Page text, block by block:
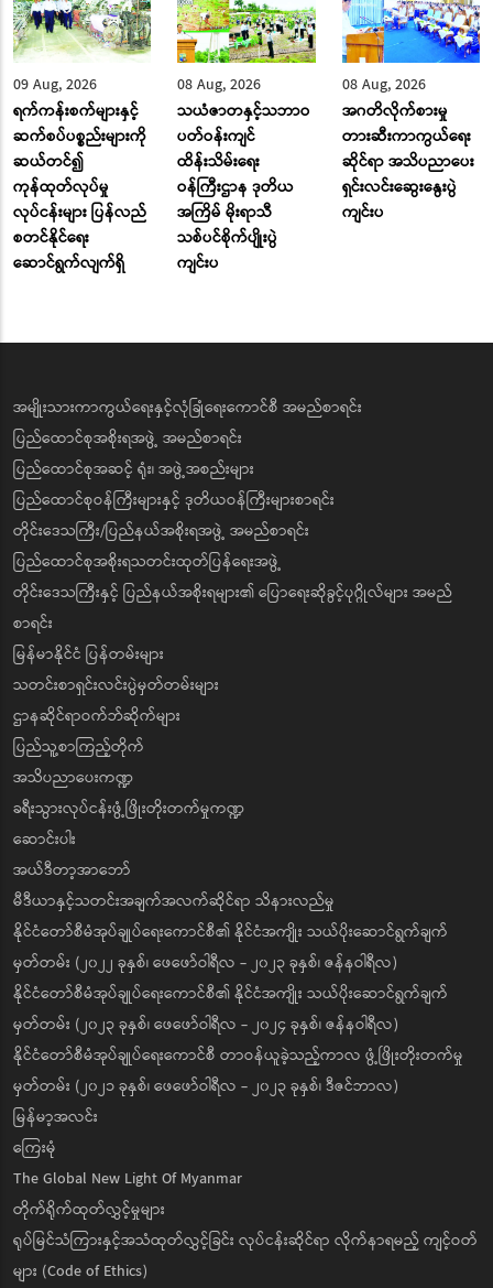
09 Aug, 2026
ရက်ကန်းစက်များနှင့်
ဆက်စပ်ပစ္စည်းများကို
ဆယ်တင်၍
ကုန်ထုတ်လုပ်မှု
လုပ်ငန်းများ ပြန်လည်
စတင်နိုင်ရေး
ဆောင်ရွက်လျက်ရှိ
08 Aug, 2026
သယံဇာတနှင့်သဘာဝ
ပတ်ဝန်းကျင်
ထိန်းသိမ်းရေး
ဝန်ကြီးဌာန ဒုတိယ
အကြိမ် မိုးရာသီ
သစ်ပင်စိုက်ပျိုးပွဲ
ကျင်းပ
08 Aug, 2026
အဂတိလိုက်စားမှု
တားဆီးကာကွယ်ရေး
ဆိုင်ရာ အသိပညာပေး
ရှင်းလင်းဆွေးနွေးပွဲ
ကျင်းပ
အမျိုးသားကာကွယ်ရေးနှင့်လုံခြုံရေးကောင်စီ အမည်စာရင်း
ပြည်ထောင်စုအစိုးရအဖွဲ့ အမည်စာရင်း
ပြည်ထောင်စုအဆင့် ရုံး၊ အဖွဲ့အစည်းများ
ပြည်ထောင်စုဝန်ကြီးများနှင့် ဒုတိယဝန်ကြီးများစာရင်း
တိုင်းဒေသကြီး/ပြည်နယ်အစိုးရအဖွဲ့ အမည်စာရင်း
ပြည်ထောင်စုအစိုးရသတင်းထုတ်ပြန်ရေးအဖွဲ့
တိုင်းဒေသကြီးနှင့် ပြည်နယ်အစိုးရများ၏ ပြောရေးဆိုခွင့်ပုဂ္ဂိုလ်များ အမည်
စာရင်း
မြန်မာနိုင်ငံ ပြန်တမ်းများ
သတင်းစာရှင်းလင်းပွဲမှတ်တမ်းများ
ဌာနဆိုင်ရာဝက်ဘ်ဆိုက်များ
ပြည်သူ့စာကြည့်တိုက်
အသိပညာပေးကဏ္ဍ
ခရီးသွားလုပ်ငန်းဖွံ့ဖြိုးတိုးတက်မှုကဏ္ဍ
ဆောင်းပါး
အယ်ဒီတာ့အာဘော်
မီဒီယာနှင့်သတင်းအချက်အလက်ဆိုင်ရာ သိနားလည်မှု
နိုင်ငံတော်စီမံအုပ်ချုပ်ရေးကောင်စီ၏ နိုင်ငံအကျိုး သယ်ပိုးဆောင်ရွက်ချက်
မှတ်တမ်း (၂၀၂၂ ခုနှစ်၊ ဖေဖော်ဝါရီလ - ၂၀၂၃ ခုနှစ်၊ ဇန်နဝါရီလ)
နိုင်ငံတော်စီမံအုပ်ချုပ်ရေးကောင်စီ၏ နိုင်ငံအကျိုး သယ်ပိုးဆောင်ရွက်ချက်
မှတ်တမ်း (၂၀၂၃ ခုနှစ်၊ ဖေဖော်ဝါရီလ - ၂၀၂၄ ခုနှစ်၊ ဇန်နဝါရီလ)
နိုင်ငံတော်စီမံအုပ်ချုပ်ရေးကောင်စီ တာဝန်ယူခဲ့သည့်ကာလ ဖွံ့ဖြိုးတိုးတက်မှု
မှတ်တမ်း (၂၀၂၁ ခုနှစ်၊ ဖေဖော်ဝါရီလ - ၂၀၂၃ ခုနှစ်၊ ဒီဇင်ဘာလ)
မြန်မာ့အလင်း
ကြေးမုံ
The Global New Light Of Myanmar
တိုက်ရိုက်ထုတ်လွှင့်မှုများ
ရုပ်မြင်သံကြားနှင့်အသံထုတ်လွှင့်ခြင်း လုပ်ငန်းဆိုင်ရာ လိုက်နာရမည့် ကျင့်ဝတ်
များ (Code of Ethics)